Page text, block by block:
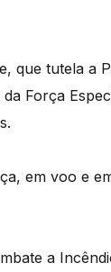
que tutela a
Força
em voo e
a